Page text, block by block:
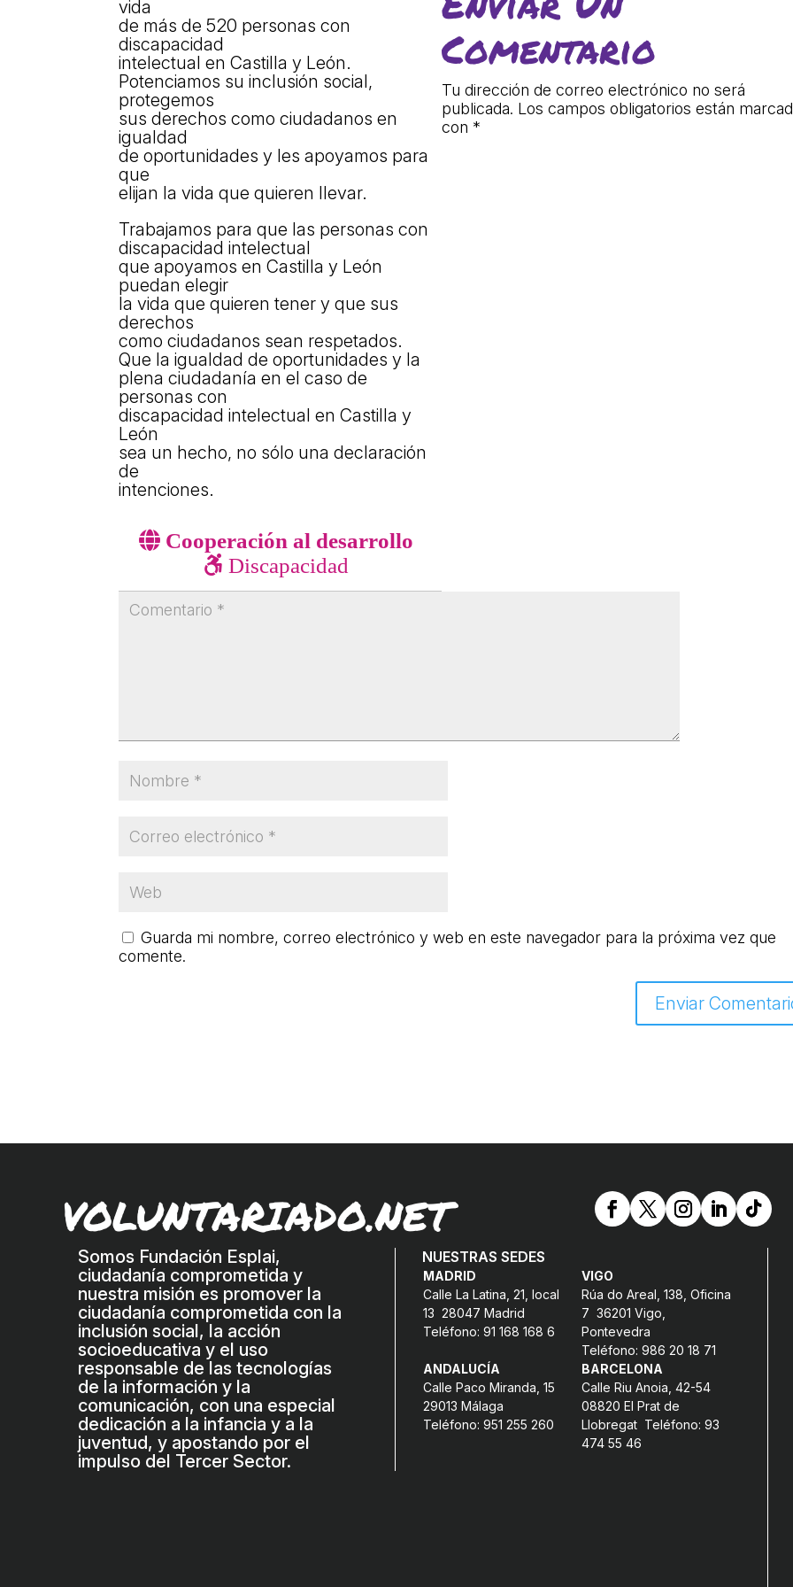
vida
de más de 520 personas con
discapacidad
intelectual en Castilla y León.
Potenciamos su inclusión social,
protegemos
sus derechos como ciudadanos en
igualdad
de oportunidades y les apoyamos para
que
elijan la vida que quieren llevar.
Trabajamos para que las personas con
discapacidad intelectual
que apoyamos en Castilla y León
puedan elegir
la vida que quieren tener y que sus
derechos
como ciudadanos sean respetados.
Que la igualdad de oportunidades y la
plena ciudadanía en el caso de
personas con
discapacidad intelectual en Castilla y
León
sea un hecho, no sólo una declaración
de
intenciones.
Cooperación al desarrollo
Discapacidad
Comentario
Tu dirección de correo electrónico no será
publicada. Los campos obligatorios están
con *
Guarda mi nombre, correo electrónico y web en este navegador para la próxima vez que
comente.
VOLUNTARIADO.NET
Somos Fundación Esplai,
ciudadanía comprometida y
nuestra misión es promover la
ciudadanía comprometida con la
inclusión social, la acción
socioeducativa y el uso
responsable de las tecnologías
de la información y la
comunicación, con una especial
dedicación a la infancia y a la
juventud, y apostando por el
impulso del Tercer Sector.
NUESTRAS SEDES
MADRID
Calle La Latina, 21, local
13 28047 Madrid
Teléfono: 91 168 168 6
VIGO
Rúa do Areal, 138, Oficina
7 36201 Vigo,
Pontevedra
Teléfono: 986 20 18 71
ANDALUCÍA
Calle Paco Miranda, 15
29013 Málaga
Teléfono: 951 255 260
BARCELONA
Calle Riu Anoia, 42-54
08820 El Prat de
Llobregat Teléfono: 93
474 55 46
Memòria d'activitats
Fundesplai als mitjans